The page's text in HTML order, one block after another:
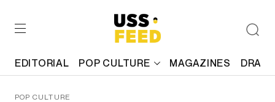
EDITORIAL POP CULTURE MAGAZINES
POP CULTURE